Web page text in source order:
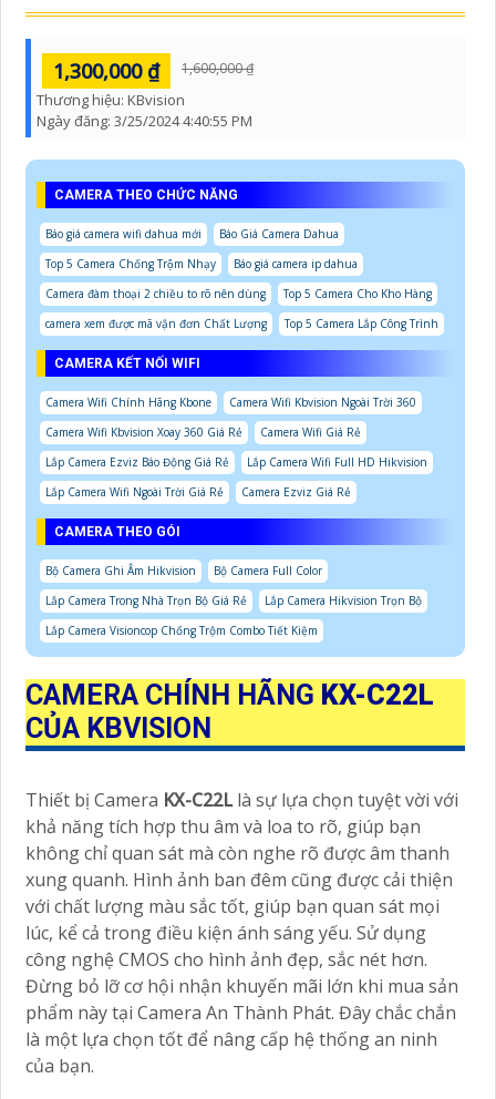
1,300,000 ₫ 1,600,000 ₫
Thương hiệu: KBvision
Ngày đăng: 3/25/2024 4:40:55 PM
CAMERA THEO CHỨC NĂNG
Báo giá camera wifi dahua mới
Báo Giá Camera Dahua
Top 5 Camera Chống Trộm Nhạy
Báo giá camera ip dahua
Camera đàm thoại 2 chiều to rõ nên dùng
Top 5 Camera Cho Kho Hàng
camera xem được mã vận đơn Chất Lượng
Top 5 Camera Lắp Công Trình
CAMERA KẾT NỐI WIFI
Camera Wifi Chính Hãng Kbone
Camera Wifi Kbvision Ngoài Trời 360
Camera Wifi Kbvision Xoay 360 Giá Rẻ
Camera Wifi Giá Rẻ
Lắp Camera Ezviz Báo Động Giá Rẻ
Lắp Camera Wifi Full HD Hikvision
Lắp Camera Wifi Ngoài Trời Giá Rẻ
Camera Ezviz Giá Rẻ
CAMERA THEO GÓI
Bộ Camera Ghi Âm Hikvision
Bộ Camera Full Color
Lắp Camera Trong Nhà Trọn Bộ Giá Rẻ
Lắp Camera Hikvision Trọn Bộ
Lắp Camera Visioncop Chống Trộm Combo Tiết Kiệm
CAMERA CHÍNH HÃNG KX-C22L
CỦA KBVISION
Thiết bị Camera KX-C22Llà sự lựa chọn tuyệt vời với
khả năng tích hợp thu âm và loa to rõ, giúp bạn
không chỉ quan sát mà còn nghe rõ được âm thanh
xung quanh. Hình ảnh ban đêm cũng được cải thiện
với chất lượng màu sắc tốt, giúp bạn quan sát mọi
lúc, kể cả trong điều kiện ánh sáng yếu. Sử dụng
công nghệ CMOS cho hình ảnh đẹp, sắc nét hơn.
Đừng bỏ lỡ cơ hội nhận khuyến mãi lớn khi mua sản
phẩm này tại Camera An Thành Phát. Đây chắc chắn
là một lựa chọn tốt để nâng cấp hệ thống an ninh
của bạn.